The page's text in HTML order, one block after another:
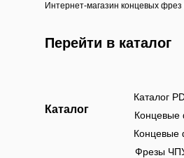
Каталог Концевые
Каталог
Концевые
Фрезы
Интернет-магазин концевых
Перейти в каталог